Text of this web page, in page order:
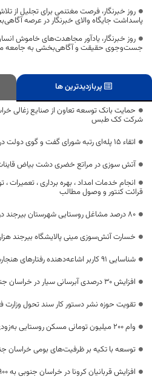
روز خبرنگار، فرصت مغتنمی برای تجلیل از
پاسداشت جایگاه والای خبرنگار در عرصه
روز خبرنگار، یادآور مجاهدت‌های خاموش
جست‌وجوی حقیقت و آگاهی‌بخشی به جامعه
پربازدیدترین ها
حمایت بانک توسعه تعاون از صنایع زغالی
شرکت کک طبس
اتقاء ۱۵ پله‌ای رتبه شورای گفت و گوی دولت در خراسان جنوبی
آتش سوزی در مراتع خضری دشت بیاض
انجام خدمات امداد ، بهره برداری ، تعمیرات
قرائت کنتور و وصول مطالب
۸۰ درصد مشاغل روستایی شهرستان بیرجند در حوزه صنایع‌ دستی است
خسارت آتش‌سوزی مینی پالایشگاه بیرجند
شناسایی ۹۱ کاربر اشاعه‌دهنده رفتارهای هنجارشکنانه در فضای مجازی
افزایش ۳۰ درصدی آبرسانی سیار در خراسان جنوبی کمتر از یک هفته
تقویت حوزه نشر دستور کار سند تحول وزارت
وام ۲۰۰ میلیون تومانی مسکن روستایی به‌زودی پرداخت می‌شود
توسعه با تکیه بر ظرفیت‌های بومی خراسان
افزایش قربانیان کرونا در خراسان جنوبی به ۹۰۰ نفر